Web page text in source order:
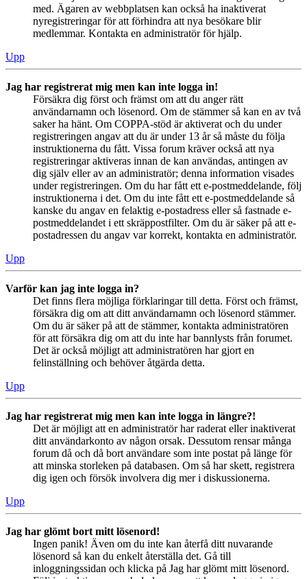
med. Ägaren av webbplatsen kan också ha inaktiverat
nyregistreringar för att förhindra att nya besökare blir
medlemmar. Kontakta en administratör för hjälp.
Upp
Jag har registrerat mig men kan inte logga in!
Försäkra dig först och främst om att du anger rätt
användarnamn och lösenord. Om de stämmer så kan en av två
saker ha hänt. Om COPPA-stöd är aktiverat och du under
registreringen angav att du är under 13 år så måste du följa
instruktionerna du fått. Vissa forum kräver också att nya
registreringar aktiveras innan de kan användas, antingen av
dig själv eller av an administratör; denna information visades
under registreringen. Om du har fått ett e-postmeddelande, följ
instruktionerna i det. Om du inte fått ett e-postmeddelande så
kanske du angav en felaktig e-postadress eller så fastnade e-
postmeddelandet i ett skräppostfilter. Om du är säker på att e-
postadressen du angav var korrekt, kontakta en administratör.
Upp
Varför kan jag inte logga in?
Det finns flera möjliga förklaringar till detta. Först och främst,
försäkra dig om att ditt användarnamn och lösenord stämmer.
Om du är säker på att de stämmer, kontakta administratören
för att försäkra dig om att du inte har bannlysts från forumet.
Det är också möjligt att administratören har gjort en
felinställning och behöver åtgärda detta.
Upp
Jag har registrerat mig men kan inte logga in längre?!
Det är möjligt att en administratör har raderat eller inaktiverat
ditt användarkonto av någon orsak. Dessutom rensar många
forum då och då bort användare som inte postat på länge för
att minska storleken på databasen. Om så har skett, registrera
dig igen och försök involvera dig mer i diskussionerna.
Upp
Jag har glömt bort mitt lösenord!
Ingen panik! Även om du inte kan återfå ditt nuvarande
lösenord så kan du enkelt återställa det. Gå till
inloggningssidan och klicka på Jag har glömt mitt lösenord.